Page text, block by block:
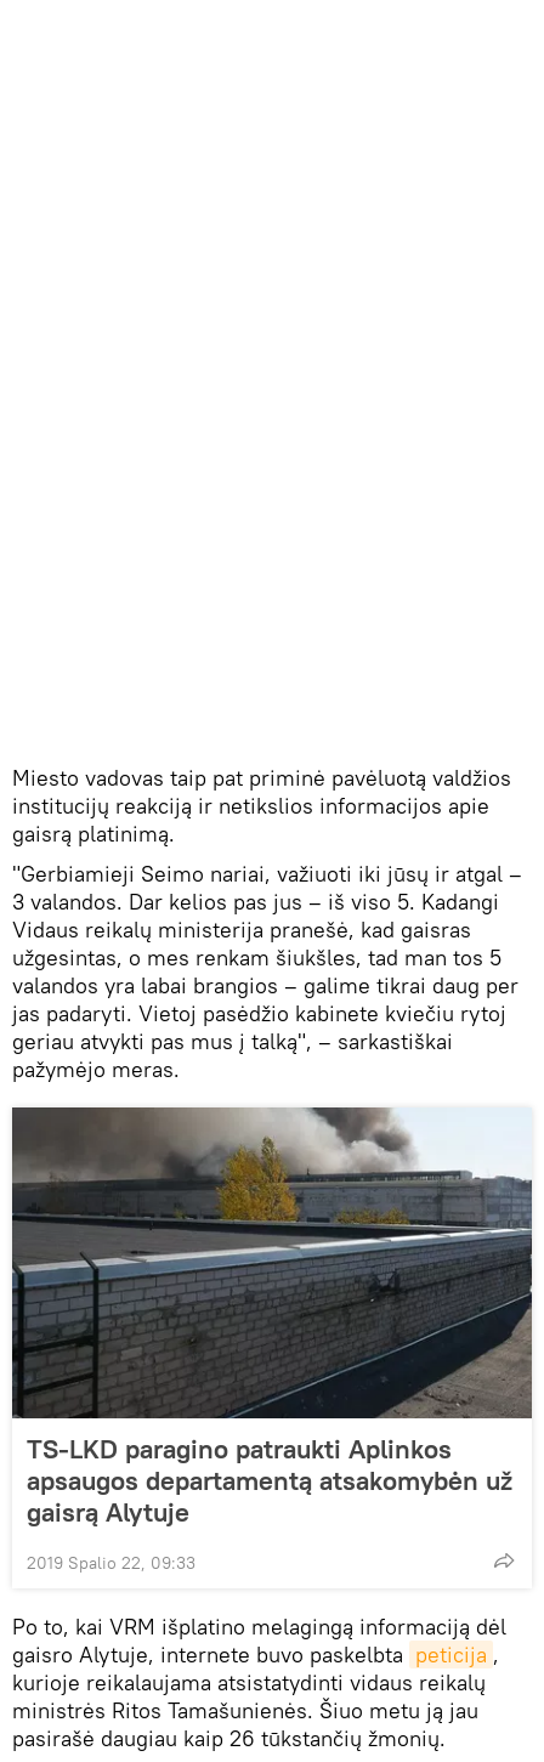
Miesto vadovas taip pat priminė pavėluotą valdžios
institucijų reakciją ir netikslios informacijos apie
gaisrą platinimą.
"Gerbiamieji Seimo nariai, važiuoti iki jūsų ir atgal –
3 valandos. Dar kelios pas jus – iš viso 5. Kadangi
Vidaus reikalų ministerija pranešė, kad gaisras
užgesintas, o mes renkam šiukšles, tad man tos 5
valandos yra labai brangios – galime tikrai daug per
jas padaryti. Vietoj pasėdžio kabinete kviečiu rytoj
geriau atvykti pas mus į talką", – sarkastiškai
pažymėjo meras.
TS-LKD paragino patraukti Aplinkos
apsaugos departamentą atsakomybėn už
gaisrą Alytuje
2019 Spalio 22, 09:33
Po to, kai VRM išplatino melagingą informaciją dėl
gaisro Alytuje, internete buvo paskelbta peticija ,
kurioje reikalaujama atsistatydinti vidaus reikalų
ministrės Ritos Tamašunienės. Šiuo metu ją jau
pasirašė daugiau kaip 26 tūkstančių žmonių.